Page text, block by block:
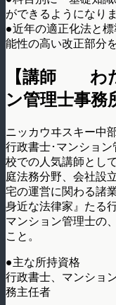
ができるようになりま
●近年の適正化法と
能性の高い改正部分
【講師 わ
ン管理士事
ニッカウヰスキー中
行政書士･マンショ
校での人気講師とし
庭法務分野、会社設
宅の運営に関わる諸
身近な法律家』たる
マンション管理士の
こと。
●主な所持資格
行政書士、マンショ
務主任者